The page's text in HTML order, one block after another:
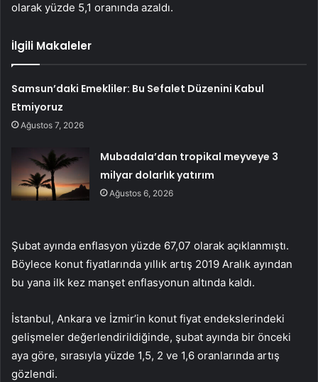
olarak yüzde 5,1 oranında azaldı.
İlgili Makaleler
Samsun’daki Emekliler: Bu Sefalet Düzenini Kabul
Etmiyoruz
Ağustos 7, 2026
Mubadala’dan tropikal meyveye 3
milyar dolarlık yatırım
Ağustos 6, 2026
Şubat ayında enflasyon yüzde 67,07 olarak açıklanmıştı.
Böylece konut fiyatlarında yıllık artış 2019 Aralık ayından
bu yana ilk kez manşet enflasyonun altında kaldı.
İstanbul, Ankara ve İzmir’in konut fiyat endekslerindeki
gelişmeler değerlendirildiğinde, şubat ayında bir önceki
aya göre, sırasıyla yüzde 1,5, 2 ve 1,6 oranlarında artış
gözlendi.